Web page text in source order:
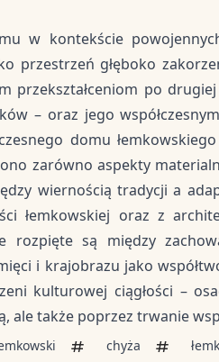
w kontekście
głęboko
przekształceniom po
– oraz jego
domu
zarówno aspekty
wiernością tradycji a
łemkowskiej oraz z
są między
i krajobrazu jako
kulturowej ciągłości –
także poprzez trwanie
chyża